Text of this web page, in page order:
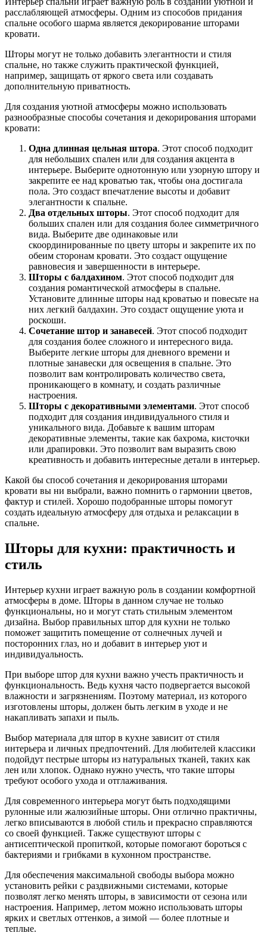
расслабляющей атмосферы. Одним из способов придания
спальне особого шарма является декорирование шторами
кровати.
Шторы могут не только добавить элегантности и стиля
спальне, но также служить практической функцией,
например, защищать от яркого света или создавать
дополнительную приватность.
Для создания уютной атмосферы можно использовать
разнообразные способы сочетания и декорирования шторами
кровати:
Одна длинная цельная штора. Этот способ подходит
для небольших спален или для создания акцента в
интерьере. Выберите однотонную или узорную штору и
закрепите ее над кроватью так, чтобы она достигала
пола. Это создаст впечатление высоты и добавит
элегантности к спальне.
Два отдельных шторы. Этот способ подходит для
больших спален или для создания более симметричного
вида. Выберите две одинаковые или
скоординированные по цвету шторы и закрепите их по
обеим сторонам кровати. Это создаст ощущение
равновесия и завершенности в интерьере.
Шторы с балдахином. Этот способ подходит для
создания романтической атмосферы в спальне.
Установите длинные шторы над кроватью и повесьте на
них легкий балдахин. Это создаст ощущение уюта и
роскоши.
Сочетание штор и занавесей. Этот способ подходит
для создания более сложного и интересного вида.
Выберите легкие шторы для дневного времени и
плотные занавески для освещения в спальне. Это
позволит вам контролировать количество света,
проникающего в комнату, и создать различные
настроения.
Шторы с декоративными элементами. Этот способ
подходит для создания индивидуального стиля и
уникального вида. Добавьте к вашим шторам
декоративные элементы, такие как бахрома, кисточки
или драпировки. Это позволит вам выразить свою
креативность и добавить интересные детали в интерьер.
Какой бы способ сочетания и декорирования шторами
кровати вы ни выбрали, важно помнить о гармонии цветов,
фактур и стилей. Хорошо подобранные шторы помогут
создать идеальную атмосферу для отдыха и релаксации в
спальне.
Шторы для кухни: практичность и
стиль
Интерьер кухни играет важную роль в создании комфортной
атмосферы в доме. Шторы в данном случае не только
функциональны, но и могут стать стильным элементом
дизайна. Выбор правильных штор для кухни не только
поможет защитить помещение от солнечных лучей и
посторонних глаз, но и добавит в интерьер уют и
индивидуальность.
При выборе штор для кухни важно учесть практичность и
функциональность. Ведь кухня часто подвергается высокой
влажности и загрязнениям. Поэтому материал, из которого
изготовлены шторы, должен быть легким в уходе и не
накапливать запахи и пыль.
Выбор материала для штор в кухне зависит от стиля
интерьера и личных предпочтений. Для любителей классики
подойдут пестрые шторы из натуральных тканей, таких как
лен или хлопок. Однако нужно учесть, что такие шторы
требуют особого ухода и отглаживания.
Для современного интерьера могут быть подходящими
рулонные или жалюзийные шторы. Они отлично практичны,
легко вписываются в любой стиль и прекрасно справляются
со своей функцией. Также существуют шторы с
антисептической пропиткой, которые помогают бороться с
бактериями и грибками в кухонном пространстве.
Для обеспечения максимальной свободы выбора можно
установить рейки с раздвижными системами, которые
позволят легко менять шторы, в зависимости от сезона или
настроения. Например, летом можно использовать шторы
ярких и светлых оттенков, а зимой — более плотные и
теплые.